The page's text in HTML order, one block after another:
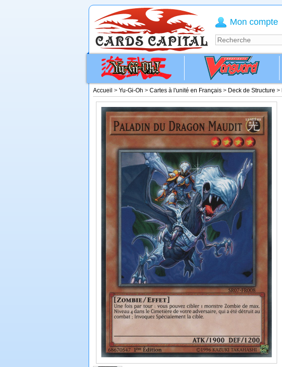
Accueil > Yu-Gi-Oh > Cartes à l'unité en Français > Deck de Structure >
Mon compte